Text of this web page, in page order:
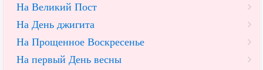
На Великий Пост
На День джигита
На Прощенное Воскресенье
На первый День весны